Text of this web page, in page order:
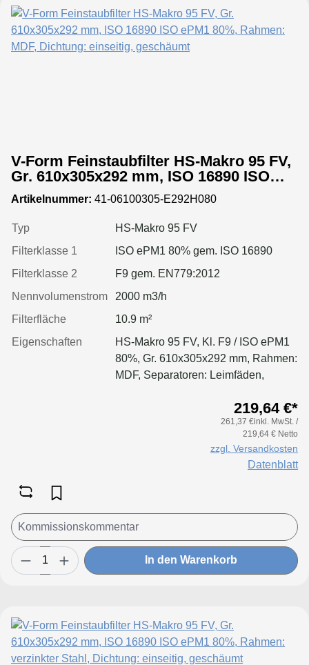
V-Form Feinstaubfilter HS-Makro 95 FV,
Gr. 610x305x292 mm, ISO 16890 ISO
ePM1 80%, Rahmen: MDF, Dichtung:
einseitig, geschäumt
Artikelnummer: 41-06100305-E292H080
Typ
HS-Makro 95 FV
Filterklasse 1
ISO ePM1 80% gem. ISO 16890
Filterklasse 2
F9 gem. EN779:2012
Nennvolumenstrom
2000 m3/h
Filterfläche
10.9 m²
Eigenschaften
HS-Makro 95 FV, Kl. F9 / ISO ePM1
80%, Gr. 610x305x292 mm, Rahmen:
MDF, Separatoren: Leimfäden,
219,64 €*
261,37 €inkl. MwSt. /
219,64 € Netto
zzgl. Versandkosten
Datenblatt
In den Warenkorb